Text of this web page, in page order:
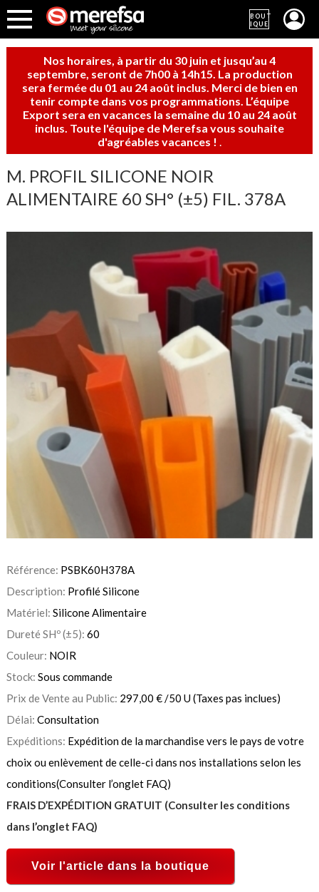
BOUT
IQUE
Nos horaires, à partir du 30 juin et jusqu’au 4
septembre, seront de 7h00 à 14h15. La production
sera fermée du 01 au 24 août inclus. Merci de bien en
tenir compte dans vos programmations. L’équipe
Export sera en vacances la semaine du 10 au 24 août
inclus. Toute l'équipe de Merefsa vous souhaite
d'agréables vacances !
M. PROFIL SILICONE NOIR
ALIMENTAIRE 60 SH° (±5) FIL. 378A
Référence: PSBK60H378A
Description: Profilé Silicone
Matériel: Silicone Alimentaire
Dureté SHº (±5): 60
Couleur: NOIR
Stock: Sous commande
Prix de Vente au Public: 297,00 €/50 U(Taxes pas inclues)
Délai: Consultation
Expéditions: Expédition de la marchandise vers le pays de votre
choix ou enlèvement de celle-ci dans nos installations selon les
conditions(Consulter l’onglet FAQ)
FRAIS D’EXPÉDITION GRATUIT (Consulter les conditions
dans l’onglet FAQ)
Voir l'article dans la boutique